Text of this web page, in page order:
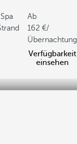
Ab
162
/
Übernachtung
Verfügbarkeit
einsehen